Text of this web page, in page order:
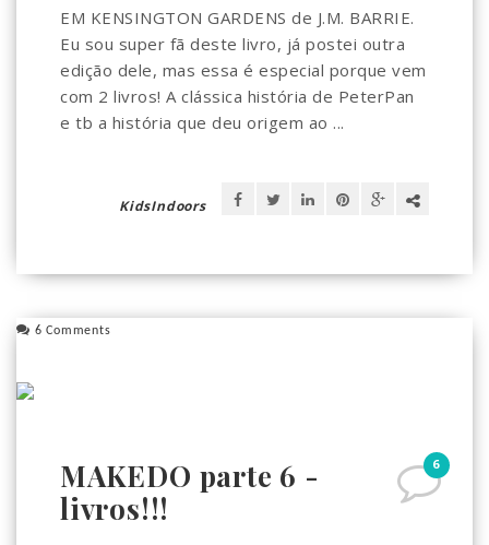
EM KENSINGTON GARDENS de J.M. BARRIE.
Eu sou super fã deste livro, já postei outra
edição dele, mas essa é especial porque vem
com 2 livros! A clássica história de PeterPan
e tb a história que deu origem ao ...
KidsIndoors
6 Comments
6
MAKEDO parte 6 -
livros!!!